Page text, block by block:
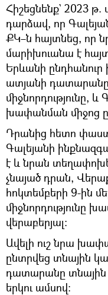
Հիշեցնենք` 2023
դարձավ, որ
ՔԿ–ն հայտնեց, որ
մարիխուանա է
Երևանի
ատյանի դատարանը
միջնորդությունը,
խափանման միջոց
Դրանից հետո
Գալեյանի
է և նրան
չնայած դրան,
հոկտեմբերի 9-ին
միջնորդությունը
վերաբերյալ։
Ավելի ուշ նրա
ընտրվեց տնային
դատարանը տնային
երկու ամսով։